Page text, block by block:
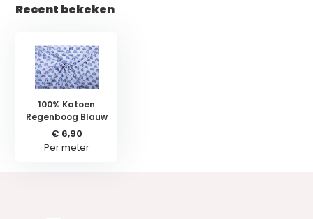
Recent bekeken
100% Katoen
Regenboog Blauw
€ 6,90
Per meter